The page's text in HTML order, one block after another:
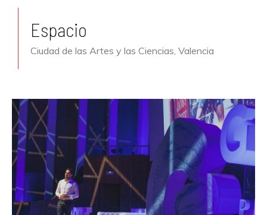
Espacio
Ciudad de las Artes y las Ciencias, Valencia